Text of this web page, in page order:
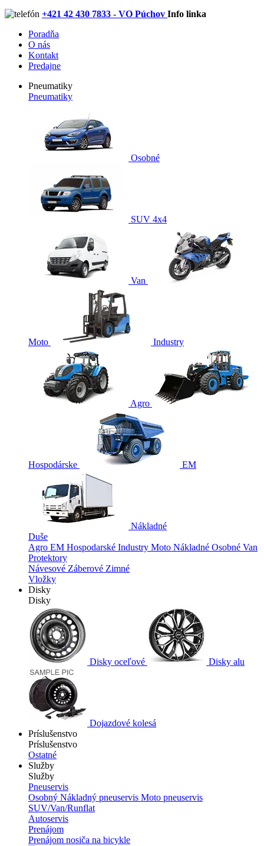
+421 42 430 7833 - VO Púchov Info linka
Poradňa
O nás
Kontakt
Predajne
Pneumatiky
Pneumatiky
Osobné
SUV 4x4
Van
Moto Industry
Agro
Hospodárske EM
Nákladné
Duše
Agro EM Hospodarské Industry Moto Nákladné Osobné Van
Protektory
Návesové Záberové Zimné
Vložky
Disky
Disky
Disky oceľové Disky alu
Dojazdové kolesá
Príslušenstvo
Príslušenstvo
Ostatné
Služby
Služby
Pneuservis
Osobný Nákladný pneuservis Moto pneuservis
SUV/Van/Runflat
Autoservis
Prenájom
Prenájom nosiča na bicykle